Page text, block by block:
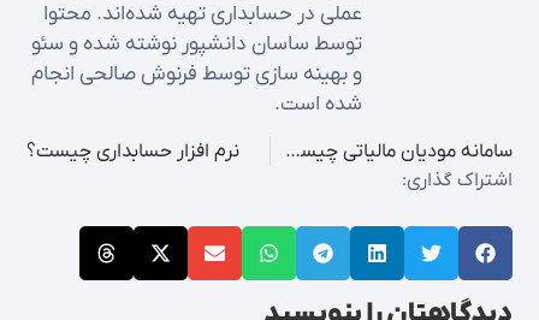
عملی در حسابداری تهیه شده‌اند. محتوا
توسط ساسان دانشپور نوشته شده و سئو
و بهینه سازی توسط فرنوش صالحی انجام
شده است.
سامانه مودیان مالیاتی چیست؟ آموزش ثبت نام و ورود
نرم افزار حسابداری چیست؟
اشتراک گذاری: